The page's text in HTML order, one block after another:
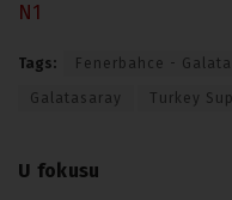
N1
Tags: Fenerbahce -
Galatasaray Turkey
U fokusu